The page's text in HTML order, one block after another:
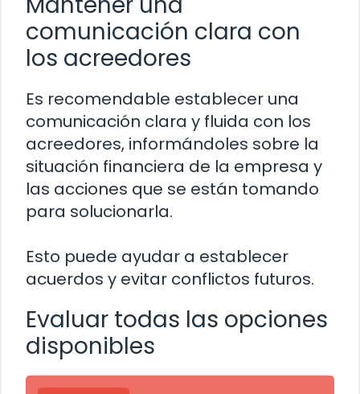
comunicación clara con
los acreedores
Es recomendable establecer una
comunicación clara y fluida con los
acreedores, informándoles sobre la
situación financiera de la empresa y
las acciones que se están tomando
para solucionarla.
Esto puede ayudar a establecer
acuerdos y evitar conflictos futuros.
Evaluar todas las opciones
disponibles